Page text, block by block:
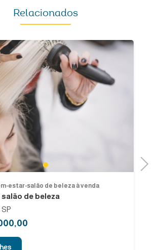
Relacionados
1
estar-salão de beleza à venda
salão de beleza
Next